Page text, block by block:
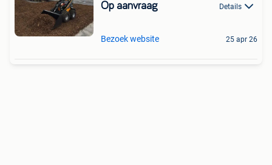
Op aanvraag Details
Bezoek website 25 apr 26